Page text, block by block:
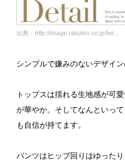
出典： http://image.rakuten.co.jp/twi...
シンプルで嫌みのないデザイ
トップスは揺れる生地感が可
が華やか。そしてなんといっ
も自信が持てます。
パンツはヒップ回りはゆった